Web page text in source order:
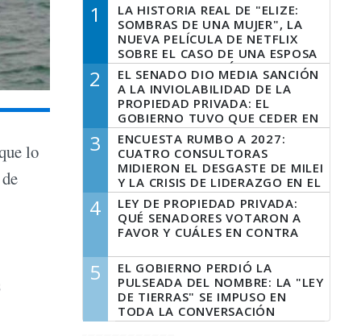
lo
1
LA HISTORIA REAL DE "ELIZE:
SOMBRAS DE UNA MUJER", LA
NUEVA PELÍCULA DE NETFLIX
SOBRE EL CASO DE UNA ESPOSA
QUE DESCUARTIZÓ A SU
MARIDO
2
EL SENADO DIO MEDIA SANCIÓN
A LA INVIOLABILIDAD DE LA
PROPIEDAD PRIVADA: EL
GOBIERNO TUVO QUE CEDER EN
LA LEY DEL MANEJO DEL FUEGO
3
ENCUESTA RUMBO A 2027:
CUATRO CONSULTORAS
MIDIERON EL DESGASTE DE MILEI
Y LA CRISIS DE LIDERAZGO EN EL
PERONISMO
4
LEY DE PROPIEDAD PRIVADA:
QUÉ SENADORES VOTARON A
FAVOR Y CUÁLES EN CONTRA
5
EL GOBIERNO PERDIÓ LA
PULSEADA DEL NOMBRE: LA "LEY
DE TIERRAS" SE IMPUSO EN
TODA LA CONVERSACIÓN
DIGITAL